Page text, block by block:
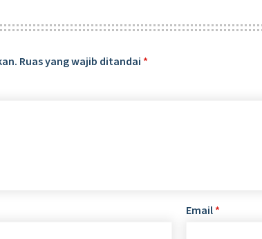
Ruas yang wajib ditandai *
Email *